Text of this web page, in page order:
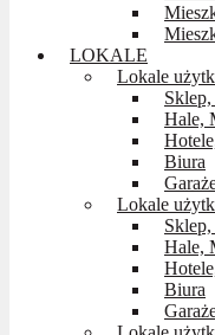
LOKALE
Lokale
Sklep,
Hale,
Biura
Lokale
Sklep,
Hale,
Biura